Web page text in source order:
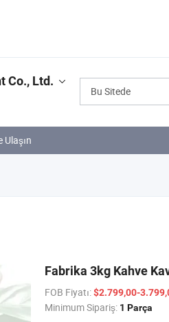
Bu Sitede
Co., Ltd.
Ulaşın
Fabrika 3kg Kahve
FOB Fiyatı:$2.799,00-
Minimum Sipariş: 1 Parça